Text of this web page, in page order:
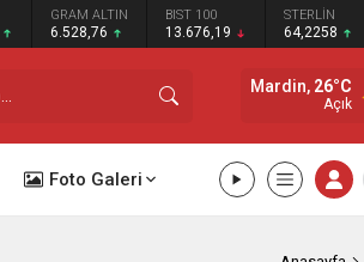
GRAM ALTIN
6.528,76
BIST 100
13.676,19
STERLİN
64,2258
Mardin, 26°C
Açık
Foto Galeri